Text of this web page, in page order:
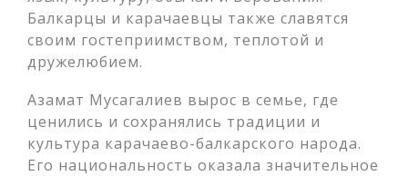
Балкарцы и карачаевцы также славятся
своим гостеприимством, теплотой и
дружелюбием.
Азамат Мусагалиев вырос в семье, где
ценились и сохранялись традиции и
культура карачаево-балкарского народа.
Его национальность оказала значительное